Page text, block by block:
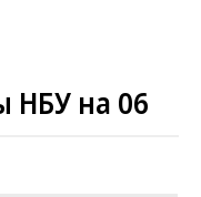
НБУ на 06